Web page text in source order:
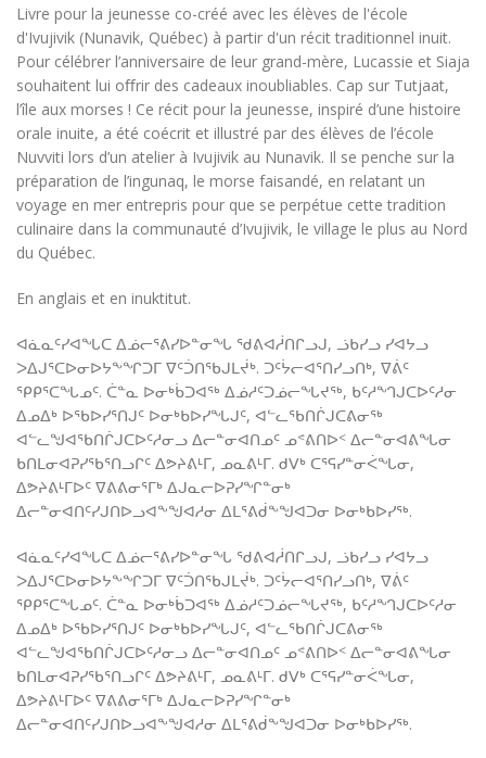
Livre pour la jeunesse co-créé avec les élèves de l'école
d'Ivujivik (Nunavik, Québec) à partir d'un récit traditionnel inuit.
Pour célébrer l’anniversaire de leur grand-mère, Lucassie et Siaja
souhaitent lui oﬀrir des cadeaux inoubliables. Cap sur Tutjaat,
l’île aux morses ! Ce récit pour la jeunesse, inspiré d’une histoire
orale inuite, a été coécrit et illustré par des élèves de l’école
Nuvviti lors d’un atelier à Ivujivik au Nunavik. Il se penche sur la
préparation de l’ingunaq, le morse faisandé, en relatant un
voyage en mer entrepris pour que se perpétue cette tradition
culinaire dans la communauté d’Ivujivik, le village le plus au Nord
du Québec.
En anglais et en inuktitut.
ᐊᓈᓇᑦᓯᐊᖓᑕ ᐃᓅᓕᕐᕕᓯᐅᓐᓂᖓ ᖁᕕᐊᓲᑎᒋᓗᒍ, ᓘᑲᓯᓗ ᓯᐊᔭᓗ
ᐳᐃᒍᕐᑕᐅᓂᐅᔭᖕᖏᑐᒥ ᐁᑦᑑᑎᖃᒍᒪᔫᒃ. ᑐᑦᔮᓕᐊᕐᑎᓯᓗᑎᒃ, ᐁᕖᑦ
ᕿᑭᕐᑕᖓᓄᑦ. ᑖᓐᓇ ᐅᓂᒃᑳᑐᐊᖅ ᐃᓅᓱᑦᑐᓅᓕᖓᔪᖅ, ᑲᑦᓱᙰᒍᑕᐅᑦᓱᓂ
ᐃᓄᐃᒃ ᐅᖃᐅᓯᕐᑎᒍᑦ ᐅᓂᒃᑲᐅᓯᖓᒍᑦ, ᐊᓪᓚᖃᑎᒌᒍᑕᕕᓂᖅ
ᐊᓪᓚᖑᐊᖃᑎᒌᒍᑕᐅᑦᓱᓂᓗ ᐃᓕᓐᓂᐊᑎᓄᑦ ᓄᕝᕕᑎᐅᑉ ᐃᓕᓐᓂᐊᕕᖓᓂ
ᑲᑎᒪᓂᐊᕈᓯᖃᕐᑎᓗᒋᑦ ᐃᕗᔨᕕᒻᒥ, ᓄᓇᕕᒻᒥ. ᑯᐯᒃ ᑕᕐᕋᓯᓐᓂᐹᖓᓂ,
ᐃᕗᔨᕕᒻᒥᐅᑦ ᐁᕕᕕᓂᕐᒥᒃ ᐃᒍᓇᓕᐅᕈᓯᖏᓐᓂᒃ
ᐃᓕᓐᓂᐊᑎᑦᓯᒍᑎᐅᓗᐊᖕᖑᐊᓱᓂ ᐃᒪᕐᕕᑰᖕᖑᐊᑐᓂ ᐅᓂᒃᑲᐅᓯᖅ.
ᐊᓈᓇᑦᓯᐊᖓᑕ ᐃᓅᓕᕐᕕᓯᐅᓐᓂᖓ ᖁᕕᐊᓲᑎᒋᓗᒍ, ᓘᑲᓯᓗ ᓯᐊᔭᓗ
ᐳᐃᒍᕐᑕᐅᓂᐅᔭᖕᖏᑐᒥ ᐁᑦᑑᑎᖃᒍᒪᔫᒃ. ᑐᑦᔮᓕᐊᕐᑎᓯᓗᑎᒃ, ᐁᕖᑦ
ᕿᑭᕐᑕᖓᓄᑦ. ᑖᓐᓇ ᐅᓂᒃᑳᑐᐊᖅ ᐃᓅᓱᑦᑐᓅᓕᖓᔪᖅ, ᑲᑦᓱᙰᒍᑕᐅᑦᓱᓂ
ᐃᓄᐃᒃ ᐅᖃᐅᓯᕐᑎᒍᑦ ᐅᓂᒃᑲᐅᓯᖓᒍᑦ, ᐊᓪᓚᖃᑎᒌᒍᑕᕕᓂᖅ
ᐊᓪᓚᖑᐊᖃᑎᒌᒍᑕᐅᑦᓱᓂᓗ ᐃᓕᓐᓂᐊᑎᓄᑦ ᓄᕝᕕᑎᐅᑉ ᐃᓕᓐᓂᐊᕕᖓᓂ
ᑲᑎᒪᓂᐊᕈᓯᖃᕐᑎᓗᒋᑦ ᐃᕗᔨᕕᒻᒥ, ᓄᓇᕕᒻᒥ. ᑯᐯᒃ ᑕᕐᕋᓯᓐᓂᐹᖓᓂ,
ᐃᕗᔨᕕᒻᒥᐅᑦ ᐁᕕᕕᓂᕐᒥᒃ ᐃᒍᓇᓕᐅᕈᓯᖏᓐᓂᒃ
ᐃᓕᓐᓂᐊᑎᑦᓯᒍᑎᐅᓗᐊᖕᖑᐊᓱᓂ ᐃᒪᕐᕕᑰᖕᖑᐊᑐᓂ ᐅᓂᒃᑲᐅᓯᖅ.